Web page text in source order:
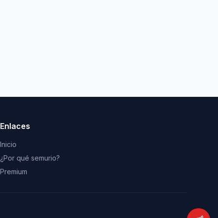
Enlaces
Inicio
¿Por qué semurio?
Premium